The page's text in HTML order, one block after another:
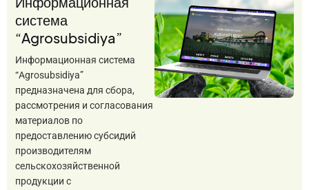
система
“Agrosubsidiya”
Информационная система
“Agrosubsidiya”
предназначена для сбора,
рассмотрения и согласования
материалов по
предоставлению субсидий
производителям
сельскохозяйственной
продукции с